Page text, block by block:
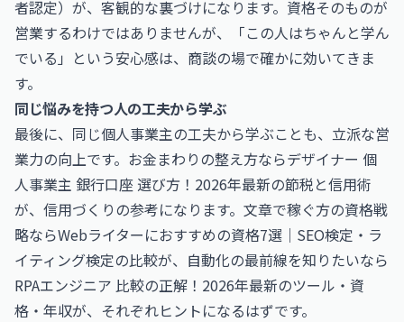
者認定） が、客観的な裏づけになります。資格そのものが
営業するわけではありませんが、「この人はちゃんと学ん
でいる」という安心感は、商談の場で確かに効いてきま
す。
同じ悩みを持つ人の工夫から学ぶ
最後に、同じ個人事業主の工夫から学ぶことも、立派な営
業力の向上です。お金まわりの整え方ならデザイナー 個
人事業主 銀行口座 選び方！2026年最新の節税と信用術
が、信用づくりの参考になります。文章で稼ぐ方の資格戦
略ならWebライターにおすすめの資格7選｜SEO検定・ラ
イティング検定の比較が、自動化の最前線を知りたいなら
RPAエンジニア 比較の正解！2026年最新のツール・資
格・年収が、それぞれヒントになるはずです。